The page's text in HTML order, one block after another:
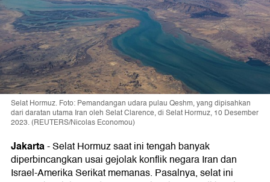
Selat Hormuz. Foto: Pemandangan udara pulau Qeshm, yang dipisahkan
dari daratan utama Iran oleh Selat Clarence, di Selat Hormuz, 10 Desember
2023. (REUTERS/Nicolas Economou)
Jakarta-Selat Hormuz saat ini tengah banyak
diperbincangkan usai gejolak konflik negara Iran dan
Israel-Amerika Serikat memanas. Pasalnya, selat ini